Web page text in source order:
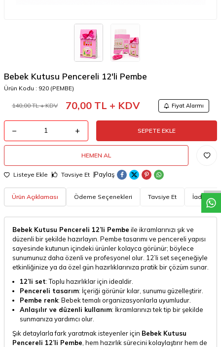
W
h
a
t
a
p
p
D
e
s
t
e
H
a
t
t
Bebek Kutusu Pencereli 12'li Pembe
Ürün Kodu : 920 (PEMBE)
140,00TL + KDV 70,00 TL + KDV Fiyat Alarmı
SEPETE EKLE
HEMEN AL
Listeye Ekle Tavsiye Et Paylaş
Ürün Açıklaması Ödeme Seçenekleri Tavsiye Et İade
Bebek Kutusu Pencereli 12’li Pembe ile ikramlarınızı şık ve
düzenli bir şekilde hazırlayın. Pembe tasarımı ve pencereli yapısı
sayesinde kutunun içindeki ürünler kolayca görünür; böylece
sunumunuz daha özenli ve profesyonel olur. 12’li set seçeneğiyle
etkinliğinize ya da özel gün hazırlıklarınıza pratik bir çözüm sunar.
12’li set: Toplu hazırlıklar için idealdir.
Pencereli tasarım: İçeriği görünür kılar, sunumu güzelleştirir.
Pembe renk: Bebek temalı organizasyonlarla uyumludur.
Anlaşılır ve düzenli kullanım: İkramlarınızı tek tip bir şekilde
sunmanıza yardımcı olur.
Şık detaylarla fark yaratmak isteyenler için Bebek Kutusu
Pencereli 12’li Pembe , hem hazırlık sürecini kolaylaştırır hem de